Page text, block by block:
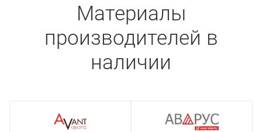
Материалы
производителей в
наличии